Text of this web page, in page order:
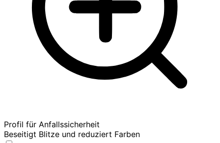
Profil für Anfallssicherheit
Beseitigt Blitze und reduziert Farben